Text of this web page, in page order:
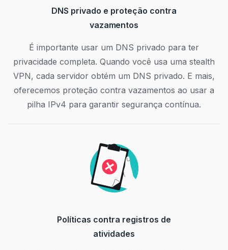
DNS privado e proteção contra
vazamentos
É importante usar um DNS privado para ter
privacidade completa. Quando você usa uma stealth
VPN, cada servidor obtém um DNS privado. E mais,
oferecemos proteção contra vazamentos ao usar a
pilha IPv4 para garantir segurança contínua.
Políticas contra registros de
atividades